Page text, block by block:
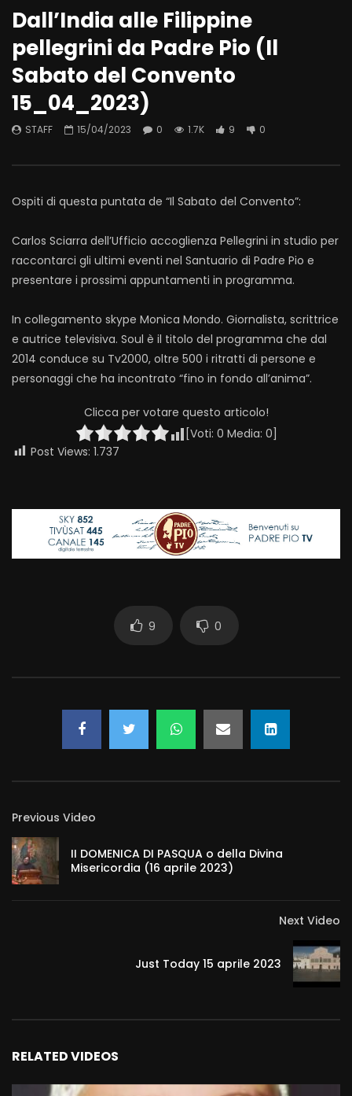
Dall’India alle Filippine
pellegrini da Padre Pio (Il
Sabato del Convento
15_04_2023)
STAFF 15/04/2023 0 1.7K 9 0
Ospiti di questa puntata de “Il Sabato del Convento”:
Carlos Sciarra dell’Ufficio accoglienza Pellegrini in studio per
raccontarci gli ultimi eventi nel Santuario di Padre Pio e
presentare i prossimi appuntamenti in programma.
In collegamento skype Monica Mondo. Giornalista, scrittrice
e autrice televisiva. Soul è il titolo del programma che dal
2014 conduce su Tv2000, oltre 500 i ritratti di persone e
personaggi che ha incontrato “fino in fondo all’anima”.
Clicca per votare questo articolo!
[Voti: 0 Media: 0]
Post Views: 1.737
9 0
Previous Video
II DOMENICA DI PASQUA o della Divina
Misericordia (16 aprile 2023)
Next Video
Just Today 15 aprile 2023
RELATED VIDEOS